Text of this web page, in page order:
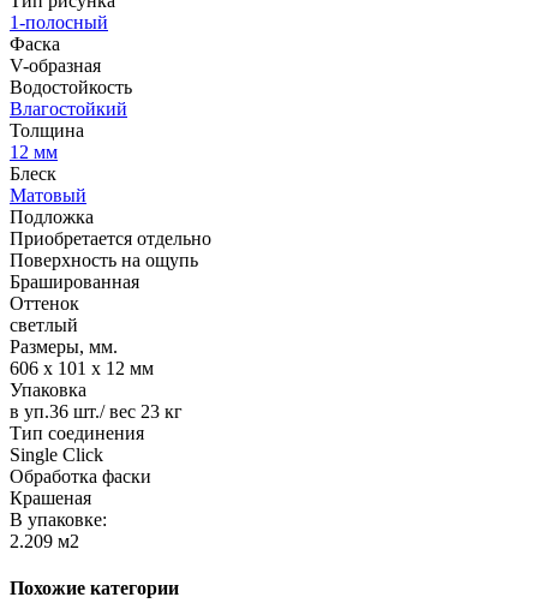
1-полосный
Фаска
V-образная
Водостойкость
Влагостойкий
Толщина
12 мм
Блеск
Матовый
Подложка
Приобретается отдельно
Поверхность на ощупь
Брашированная
Оттенок
светлый
Размеры, мм.
606 х 101 х 12 мм
Упаковка
в уп.36 шт./ вес 23 кг
Тип соединения
Single Click
Обработка фаски
Крашеная
В упаковке:
2.209 м2
Похожие категории